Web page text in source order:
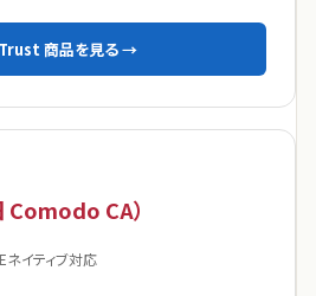
商品を見る →
CA）
ネイティブ対応